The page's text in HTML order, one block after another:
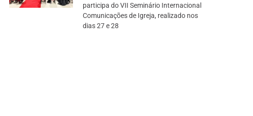
participa do VII Seminário Internacional
Comunicações de Igreja, realizado nos
dias 27 e 28